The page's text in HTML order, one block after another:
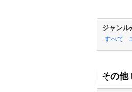
ジャンル
すべて
その他